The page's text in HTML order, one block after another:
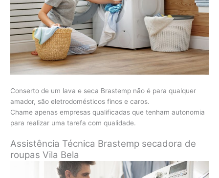
Conserto de um lava e seca Brastemp não é para qualquer
amador, são eletrodomésticos finos e caros.
Chame apenas empresas qualificadas que tenham autonomia
para realizar uma tarefa com qualidade.
Assistência Técnica Brastemp secadora de
roupasVila Bela